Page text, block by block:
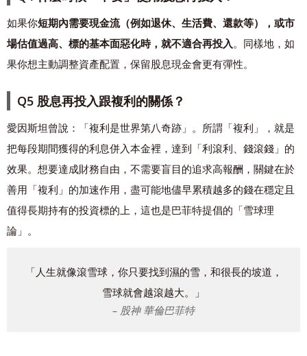
如果你短期內需要現金流（例如退休、生活費、還款等），或市
場估值過高、標的基本面惡化時，就不適合再投入。同樣地，如
果你想主動調整資產配置，保留股息現金會更有彈性。
Q5 股息再投入跟複利的關係？
愛因斯坦曾說：「複利是世界第八奇跡」。所謂「複利」，就是
把每段期間獲得的利息併入本金裡，達到「利滾利、錢滾錢」的
效果。想要達成財務自由，不需要盲目的追求高報酬，關鍵在於
善用「複利」的加速作用，盡可能地儘早累積越多的錢在穩定且
值得長期持有的投資標的上，這也是巴菲特提倡的「雪球理
論」。
「人生就像滾雪球，你只要找到濕的雪，和很長的坡道，
雪球就會越滾越大。」
– 股神 華倫巴菲特